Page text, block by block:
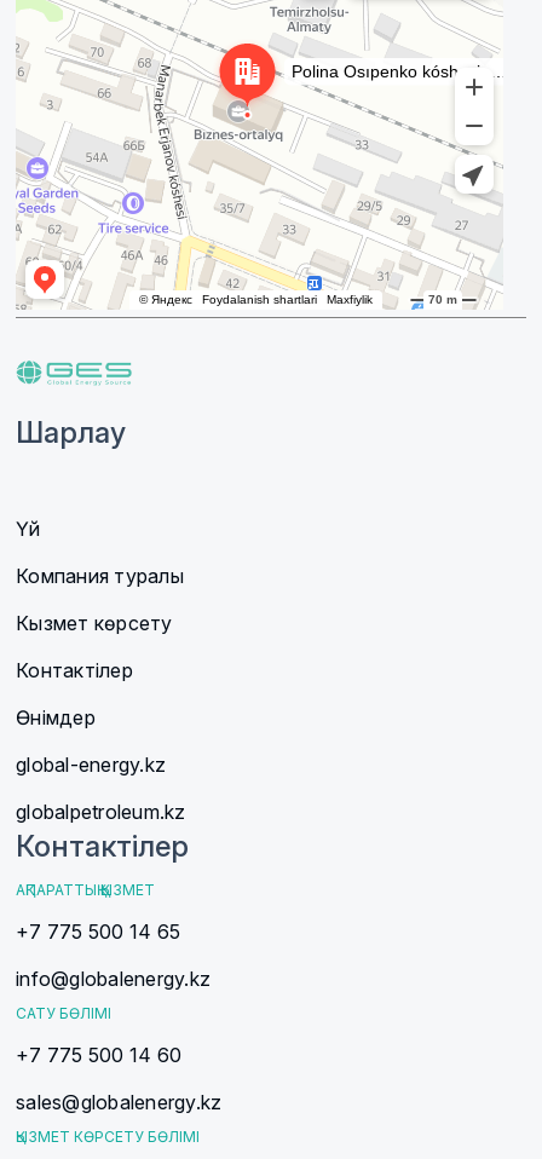
Шарлау
Үй
Компания туралы
Кызмет көрсету
Контактілер
Өнімдер
global-energy.kz
globalpetroleum.kz
Контактілер
АҚПАРАТТЫҚ ҚЫЗМЕТ
+7 775 500 14 65
info@globalenergy.kz
САТУ БӨЛІМІ
+7 775 500 14 60
sales@globalenergy.kz
ҚЫЗМЕТ КӨРСЕТУ БӨЛІМІ